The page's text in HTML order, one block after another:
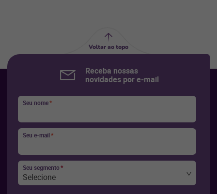
Voltar ao topo
Receba nossas
novidades por e-mail
Seu nome*
Seu e-mail*
Seu segmento*
Selecione